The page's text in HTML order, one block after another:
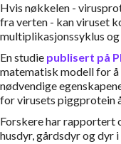
Hvis nøkkelen -
fra verten - kan viruset
multiplikasjonssyklus
En studie publisert på
matematisk modell for
nødvendige
for virusets piggprotein
Forskere har rapportert
husdyr, gårdsdyr og